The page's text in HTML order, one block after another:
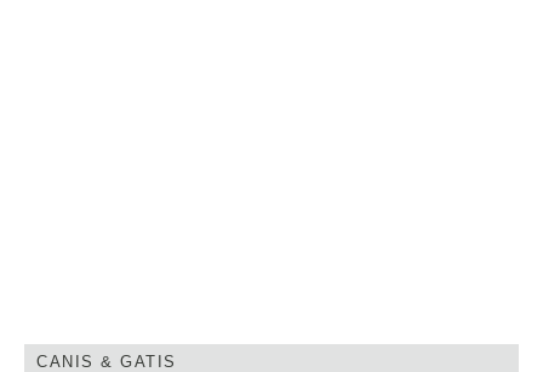
CANIS & GATIS